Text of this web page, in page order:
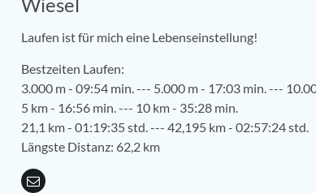
Laufen ist für mich eine Lebenseinstellung!
Bestzeiten Laufen:
3.000 m - 09:54 min. --- 5.000 m - 17:03 min. ---
5 km - 16:56 min. --- 10 km - 35:28 min.
21,1 km - 01:19:35 std. --- 42,195 km - 02:57:24 std.
Längste Distanz: 62,2 km